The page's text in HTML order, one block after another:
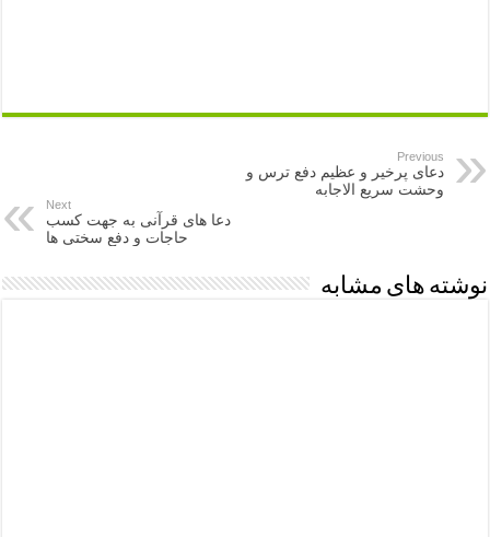
Previous
دعای پرخیر و عظیم دفع ترس و
وحشت سریع الاجابه
Next
دعا های قرآنی به جهت کسب
حاجات و دفع سختی ها
نوشته های مشابه